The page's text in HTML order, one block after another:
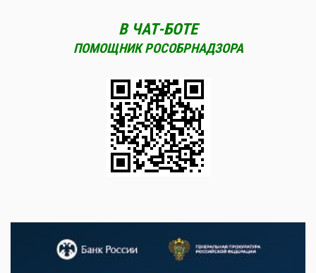
В ЧАТ-БОТЕ
ПОМОЩНИК РОСОБРНАДЗОРА